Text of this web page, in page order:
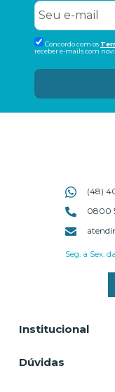
Concordo com os
receber e-mails com
Institucional
Dúvidas
(48)
0800
Seg. a Sex.